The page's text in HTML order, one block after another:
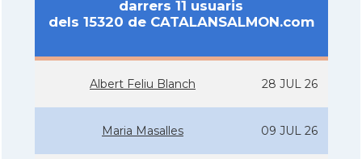
darrers 11 usuaris
dels 15320 de CATALANSALMON.com
Albert Feliu Blanch 28 JUL 26
Maria Masalles 09 JUL 26